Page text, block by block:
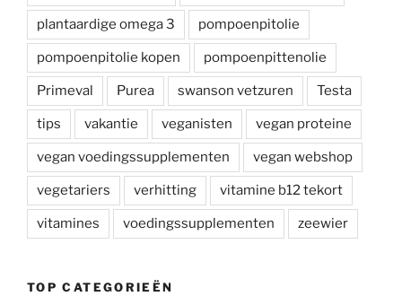
plantaardige omega 3 pompoenpitolie
pompoenpitolie kopen pompoenpittenolie
Primeval Purea swanson vetzuren Testa
tips vakantie veganisten vegan proteine
vegan voedingssupplementen vegan webshop
vegetariers verhitting vitamine b12 tekort
vitamines voedingssupplementen zeewier
TOP CATEGORIEËN